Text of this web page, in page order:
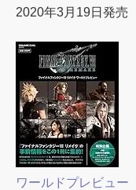
2020年3月19日発売
ワールドプレビュー